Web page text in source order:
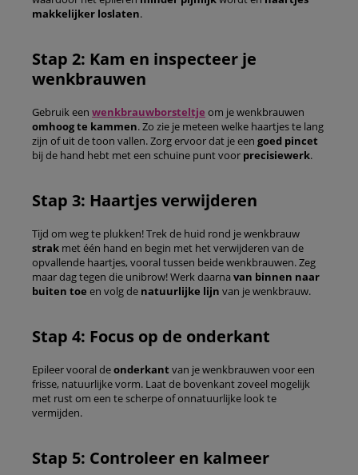
makkelijker loslaten.
Stap 2: Kam en inspecteer je
wenkbrauwen
Gebruik een wenkbrauwborsteltje om je wenkbrauwen
omhoog te kammen. Zo zie je meteen welke haartjes te lang
zijn of uit de toon vallen. Zorg ervoor dat je een goed pincet
bij de hand hebt met een schuine punt voor precisiewerk.
Stap 3: Haartjes verwijderen
Tijd om weg te plukken! Trek de huid rond je wenkbrauw
strak met één hand en begin met het verwijderen van de
opvallende haartjes, vooral tussen beide wenkbrauwen. Zeg
maar dag tegen die unibrow! Werk daarna van binnen naar
buiten toe en volg de natuurlijke lijn van je wenkbrauw.
Stap 4: Focus op de onderkant
Epileer vooral deonderkant van je wenkbrauwen voor een
frisse, natuurlijke vorm. Laat de bovenkant zoveel mogelijk
met rust om een te scherpe of onnatuurlijke look te
vermijden.
Stap 5: Controleer en kalmeer